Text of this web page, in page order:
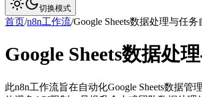
切换模式
首页/n8n工作流/Google Sheets数据处理与任
Google Sheets数据处
此n8n工作流旨在自动化Google Sheets数据